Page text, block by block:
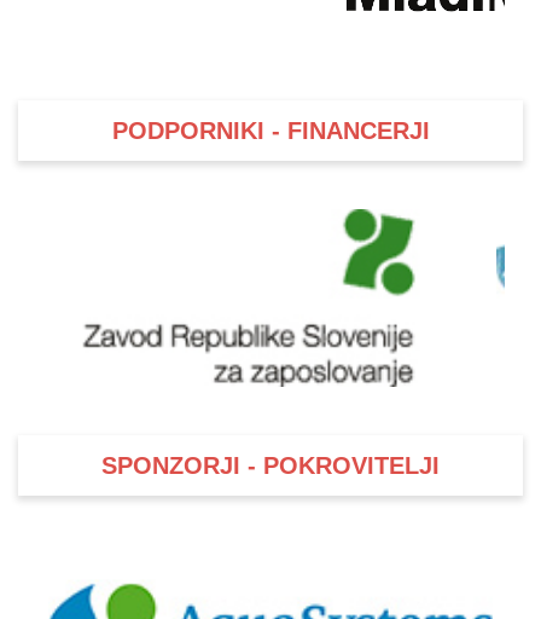
PODPORNIKI - FINANCERJI
SPONZORJI - POKROVITELJI